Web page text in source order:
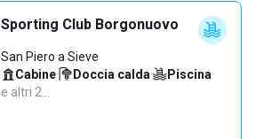
Sporting Club Borgonuovo
San Piero a Sieve
Cabine· Doccia calda· Piscina·
e altri 2…